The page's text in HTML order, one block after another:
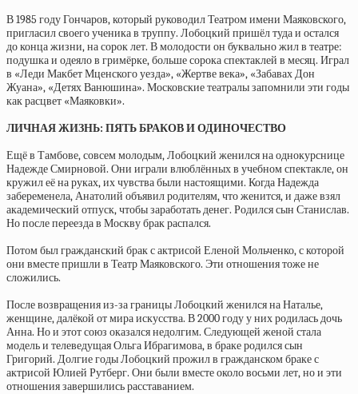
В 1985 году Гончаров, который руководил Театром имени Маяковского,
пригласил своего ученика в труппу. Лобоцкий пришёл туда и остался
до конца жизни, на сорок лет. В молодости он буквально жил в театре:
подушка и одеяло в гримёрке, больше сорока спектаклей в месяц. Играл
в «Леди Макбет Мценского уезда», «Жертве века», «Забавах Дон
Жуана», «Детях Ванюшина». Московские театралы запомнили эти годы
как расцвет «Маяковки».
ЛИЧНАЯ ЖИЗНЬ: ПЯТЬ БРАКОВ И ОДИНОЧЕСТВО
Ещё в Тамбове, совсем молодым, Лобоцкий женился на однокурснице
Надежде Смирновой. Они играли влюблённых в учебном спектакле, он
кружил её на руках, их чувства были настоящими. Когда Надежда
забеременела, Анатолий объявил родителям, что женится, и даже взял
академический отпуск, чтобы заработать денег. Родился сын Станислав.
Но после переезда в Москву брак распался.
Потом был гражданский брак с актрисой Еленой Мольченко, с которой
они вместе пришли в Театр Маяковского. Эти отношения тоже не
сложились.
После возвращения из-за границы Лобоцкий женился на Наталье,
женщине, далёкой от мира искусства. В 2000 году у них родилась дочь
Анна. Но и этот союз оказался недолгим. Следующей женой стала
модель и телеведущая Ольга Ибрагимова, в браке родился сын
Григорий. Долгие годы Лобоцкий прожил в гражданском браке с
актрисой Юлией Рутберг. Они были вместе около восьми лет, но и эти
отношения завершились расставанием.